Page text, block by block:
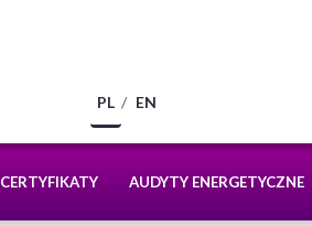
PL EN
CERTYFIKATY AUDYTY ENERGETYCZNE